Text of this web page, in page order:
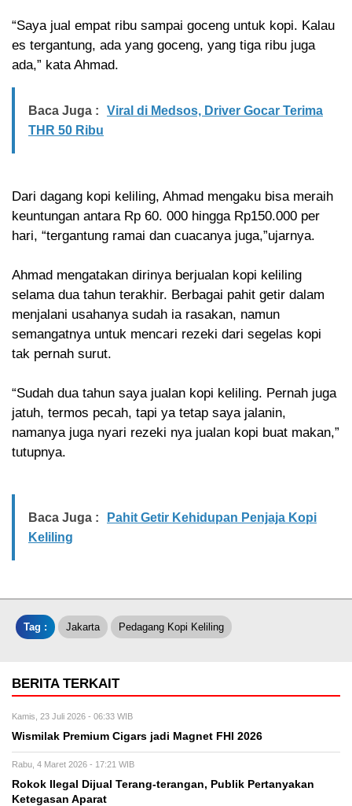
“Saya jual empat ribu sampai goceng untuk kopi. Kalau
es tergantung, ada yang goceng, yang tiga ribu juga
ada,” kata Ahmad.
Baca Juga :
Viral di Medsos, Driver Gocar Terima
THR 50 Ribu
Dari dagang kopi keliling, Ahmad mengaku bisa meraih
keuntungan antara Rp 60. 000 hingga Rp150.000 per
hari, “tergantung ramai dan cuacanya juga,”ujarnya.
Ahmad mengatakan dirinya berjualan kopi keliling
selama dua tahun terakhir. Berbagai pahit getir dalam
menjalani usahanya sudah ia rasakan, namun
semangatnya untuk mencari rezeki dari segelas kopi
tak pernah surut.
“Sudah dua tahun saya jualan kopi keliling. Pernah juga
jatuh, termos pecah, tapi ya tetap saya jalanin,
namanya juga nyari rezeki nya jualan kopi buat makan,”
tutupnya.
Baca Juga :
Pahit Getir Kehidupan Penjaja Kopi
Keliling
Tag : Jakarta Pedagang Kopi Keliling
BERITA TERKAIT
Kamis, 23 Juli 2026 - 06:33 WIB
Wismilak Premium Cigars jadi Magnet FHI 2026
Rabu, 4 Maret 2026 - 17:21 WIB
Rokok Ilegal Dijual Terang-terangan, Publik Pertanyakan
Ketegasan Aparat